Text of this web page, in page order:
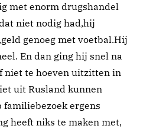
met enorm drugshandel
niet nodig had,hij
genoeg met voetbal.Hij
En dan ging hij snel na
niet te hoeven uitzitten in
uit Rusland kunnen
ergens
heeft niks te maken met,